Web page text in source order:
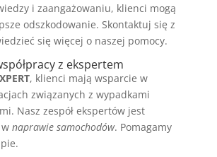
i zaangażowaniu, klienci mogą
odszkodowanie. Skontaktuj się z
się więcej o naszej pomocy.
z ekspertem
, klienci mają wsparcie w
związanych z wypadkami
Nasz zespół ekspertów jest
naprawie samochodów. Pomagamy